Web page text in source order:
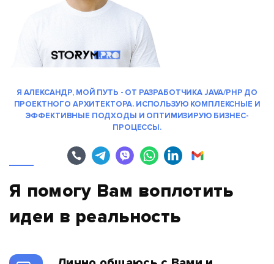
Я помогу Вам воплотить
идеи в реальность
Я АЛЕКСАНДР, МОЙ ПУТЬ - ОТ РАЗРАБОТЧИКА JAVA/PHP ДО
ПРОЕКТНОГО АРХИТЕКТОРА. ИСПОЛЬЗУЮ КОМПЛЕКСНЫЕ И
ЭФФЕКТИВНЫЕ ПОДХОДЫ И ОПТИМИЗИРУЮ БИЗНЕС-
ПРОЦЕССЫ.